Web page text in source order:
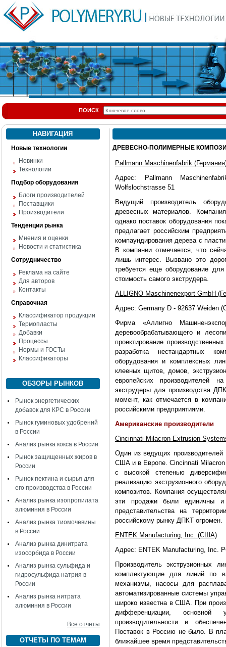
ПОИСК
НАВИГАЦИЯ
Новые технологии
Новинки
Технологии
Подбор оборудования
Блоги производителей
Поставщики
Производители
Тенденции рынка
Мнения и оценки
Новости и статистика
Сотрудничество
Реклама на сайте
Для авторов
Контакты
Справочная
Классификатор продукции
Термопласты
Добавки
Процессы
Нормы и ГОСТы
Классификаторы
ОБЗОРЫ РЫНКОВ
Рынок энергетических
добавок для КРС в России
Рынок гуминовых удобрений
в России
Анализ рынка кокса в России
Рынок защищенных жиров в
России
Рынок пектина и сырья для
его производства в России
Анализ рынка изопропилата
алюминия в России
Анализ рынка тиомочевины
в России
Анализ рынка динитрата
изосорбида в России
Анализ рынка сульфида и
гидросульфида натрия в
России
Анализ рынка нитрата
алюминия в России
Все отчеты
ОТЧЕТЫ ПО ТЕМАМ
ДРЕВЕСНО-ПОЛИМЕРНЫЕ
Pallmann Maschinenfabrik
Адрес: Pallmann
Wolfslochstrasse 51
Ведущий производитель
древесных материалов.
однако поставок оборудования
предлагает российским
компаундирования дерева с
В компании отмечается, что
лишь интерес. Вызвано это
требуется еще оборудование
стоимость самого экструдера.
ALLIGNO Maschinenexport GmbH
Адрес: Germany D - 92637 Weiden
Фирма «Аллигно
деревообрабатывающего и
проектирование
разработка нестандартных
оборудования и комплексных
клееных щитов, домов,
европейских производителей
экструдеры для производства
момент, как отмечается в
российскими предприятиями.
Американские производители
Cincinnati Milacron Extrusion
Один из ведущих производителей
США и в Европе. Cincinnati Milacron
с высокой степенью
реализацию экструзионного
композитов. Компания
эти продажи были единичны и
представительства на
российскому рынку ДПКТ огромен.
ENTEK Manufacturing, Inc. (США)
Адрес: ENTEK Manufacturing, Inc.
Производитель экструзионных
комплектующие для линий по
механизмы, насосы для
автоматизированные системы
широко известна в США. При
дифференциации,
производительности и
Поставок в Россию не было. В
ближайшее время